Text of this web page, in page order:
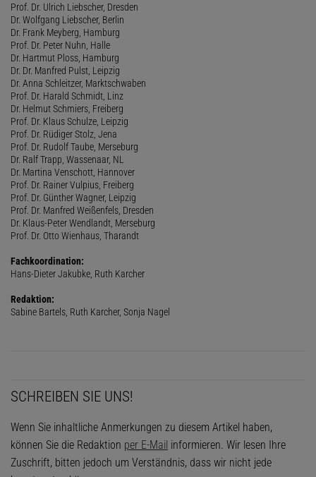
Prof. Dr. Ulrich Liebscher, Dresden
Dr. Wolfgang Liebscher, Berlin
Dr. Frank Meyberg, Hamburg
Prof. Dr. Peter Nuhn, Halle
Dr. Hartmut Ploss, Hamburg
Dr. Dr. Manfred Pulst, Leipzig
Dr. Anna Schleitzer, Marktschwaben
Prof. Dr. Harald Schmidt, Linz
Dr. Helmut Schmiers, Freiberg
Prof. Dr. Klaus Schulze, Leipzig
Prof. Dr. Rüdiger Stolz, Jena
Prof. Dr. Rudolf Taube, Merseburg
Dr. Ralf Trapp, Wassenaar, NL
Dr. Martina Venschott, Hannover
Prof. Dr. Rainer Vulpius, Freiberg
Prof. Dr. Günther Wagner, Leipzig
Prof. Dr. Manfred Weißenfels, Dresden
Dr. Klaus-Peter Wendlandt, Merseburg
Prof. Dr. Otto Wienhaus, Tharandt
Fachkoordination:
Hans-Dieter Jakubke, Ruth Karcher
Redaktion:
Sabine Bartels, Ruth Karcher, Sonja Nagel
SCHREIBEN SIE UNS!
Wenn Sie inhaltliche Anmerkungen zu diesem Artikel haben,
können Sie die Redaktion per E-Mail informieren. Wir lesen Ihre
Zuschrift, bitten jedoch um Verständnis, dass wir nicht jede